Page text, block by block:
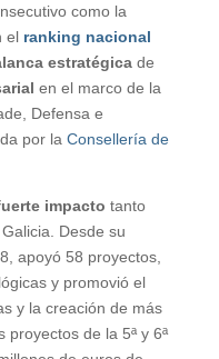
como la
el ranking nacional
estratégicade
en el marco de la
Defensa e
por la Consellería de
impacto tanto
Desde su
apoyó 58 proyectos,
y promovió el
y la creación de más
de la 5ª y 6ª